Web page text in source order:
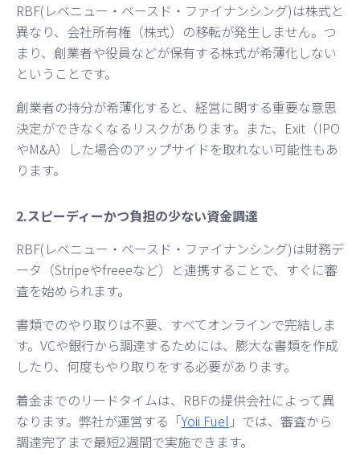
RBF(レベニュー・ベースド・ファイナンシング)は株式と
異なり、会社所有権（株式）の移転が発生しません。つ
まり、創業者や役員などが保有する株式が希薄化しない
ということです。
創業者の持分が希薄化すると、経営に関する重要な意思
決定ができなくなるリスクがあります。また、Exit（IPO
やM&A）した場合のアップサイドを取れない可能性もあ
ります。
2.スピーディーかつ負担の少ない資金調達
RBF(レベニュー・ベースド・ファイナンシング)は財務デ
ータ（Stripeやfreeeなど）と連携することで、すぐに審
査を始められます。
書類でのやり取りは不要、すべてオンラインで完結しま
す。VCや銀行から調達するためには、膨大な書類を作成
したり、何度もやり取りをする必要があります。
着金までのリードタイムは、RBFの提供会社によって異
なります。弊社が運営する「Yoii Fuel 」では、審査から
調達完了まで最短2週間で実施できます。